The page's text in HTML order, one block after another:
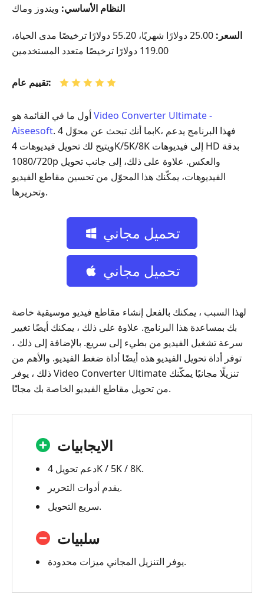
النظام الأساسي: ويندوز وماك
السعر:
25.00 دولارًا شهريًا، 55.20 دولارًا ترخيصًا مدى الحياة،
119.00 دولارًا ترخيصًا متعدد المستخدمين
تقييم عام:
Video Converter Ultimate -
Aiseesoft. بما أنك تبحث عن محوّل 4K، فهذا البرنامج يدعم
ويتيح لك تحويل فيديوهات 4K/5K/8K إلى فيديوهات HD بدقة
1080/720p والعكس. علاوة على ذلك، إلى جانب تحويل
الفيديوهات، يمكّنك هذا المحوّل من تحسين مقاطع الفيديو
وتحريرها.
تحميل مجاني
تحميل مجاني
لهذا السبب ، يمكنك بالفعل إنشاء مقاطع فيديو موسيقية خاصة
بك بمساعدة هذا البرنامج. علاوة على ذلك ، يمكنك أيضًا تغيير
سرعة تشغيل الفيديو من بطيء إلى سريع. بالإضافة إلى ذلك ،
توفر أداة تحويل الفيديو هذه أيضًا أداة ضغط الفيديو. والأهم من
ذلك ، يوفر Video Converter Ultimate تنزيلًا مجانيًا يمكّنك
من تحويل مقاطع الفيديو الخاصة بك مجانًا.
الايجابيات
دعم تحويل 4K / 5K / 8K.
يقدم أدوات التحرير.
سريع التحويل.
سلبيات
يوفر التنزيل المجاني ميزات محدودة.